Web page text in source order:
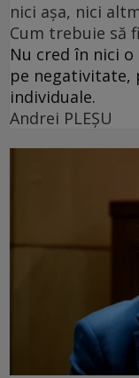
nici așa, nici
Cum trebuie să
Nu cred în nici
pe negativitate,
individuale.
Andrei PLEŞU